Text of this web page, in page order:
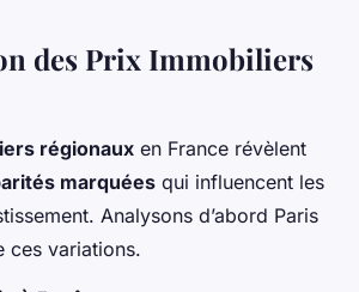
des Prix Immobiliers
régionaux en France révèlent
marquées qui influencent les
Analysons d’abord Paris
ces variations.